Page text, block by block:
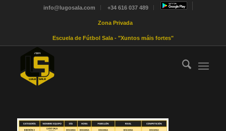
info@lugosala.com +34 616 037 489
Zona Privada
Escuela de Fútbol Sala - "Xuntos máis fortes"